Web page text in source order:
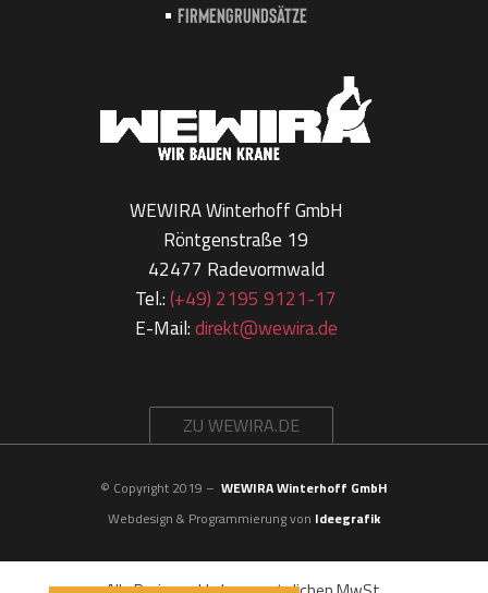
WEWIRA Winterhoff GmbH
Röntgenstraße 19
42477 Radevormwald
Tel.:(+49) 2195 9121-17
E-Mail:direkt@wewira.de
Firmengrundsätze
ZU WEWIRA.DE
© Copyright 2019 – WEWIRA Winterhoff GmbH
Webdesign & Programmierung von Ideegrafik